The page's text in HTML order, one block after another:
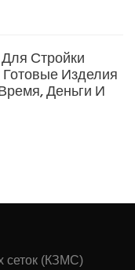
Стройки
Изделия
Деньги И
сеток (КЗМС)